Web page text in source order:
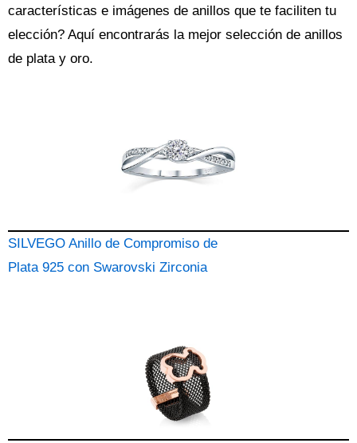
características e imágenes de anillos que te faciliten tu
elección? Aquí encontrarás la mejor selección de anillos
de plata y oro.
SILVEGO Anillo de Compromiso de
Plata 925 con Swarovski Zirconia